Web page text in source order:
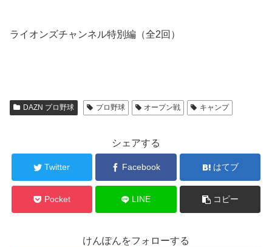
ライオンズチャンネル特別編（全2回）
DAZN プロ野球 プロ野球 オープン戦 キャンプ
シェアする
Twitter Facebook はてブ
Pocket LINE コピー
けんぽんをフォローする